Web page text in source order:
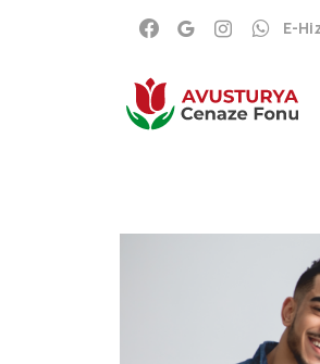
E-